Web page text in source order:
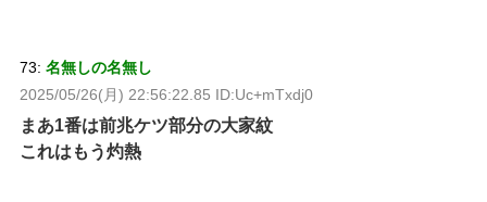
73: 名無しの名無し
2025/05/26(月) 22:56:22.85 ID:Uc+mTxdj0
まあ1番は前兆ケツ部分の大家紋
これはもう灼熱